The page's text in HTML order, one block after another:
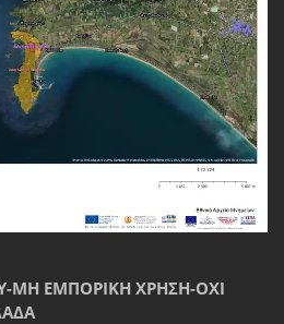
ΜΗ ΕΜΠΟΡΙΚΉ ΧΡΉΣΗ-ΌΧΙ